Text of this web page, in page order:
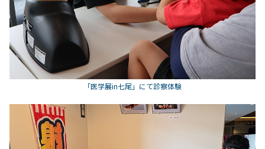
「医学展in七尾」にて診察体験